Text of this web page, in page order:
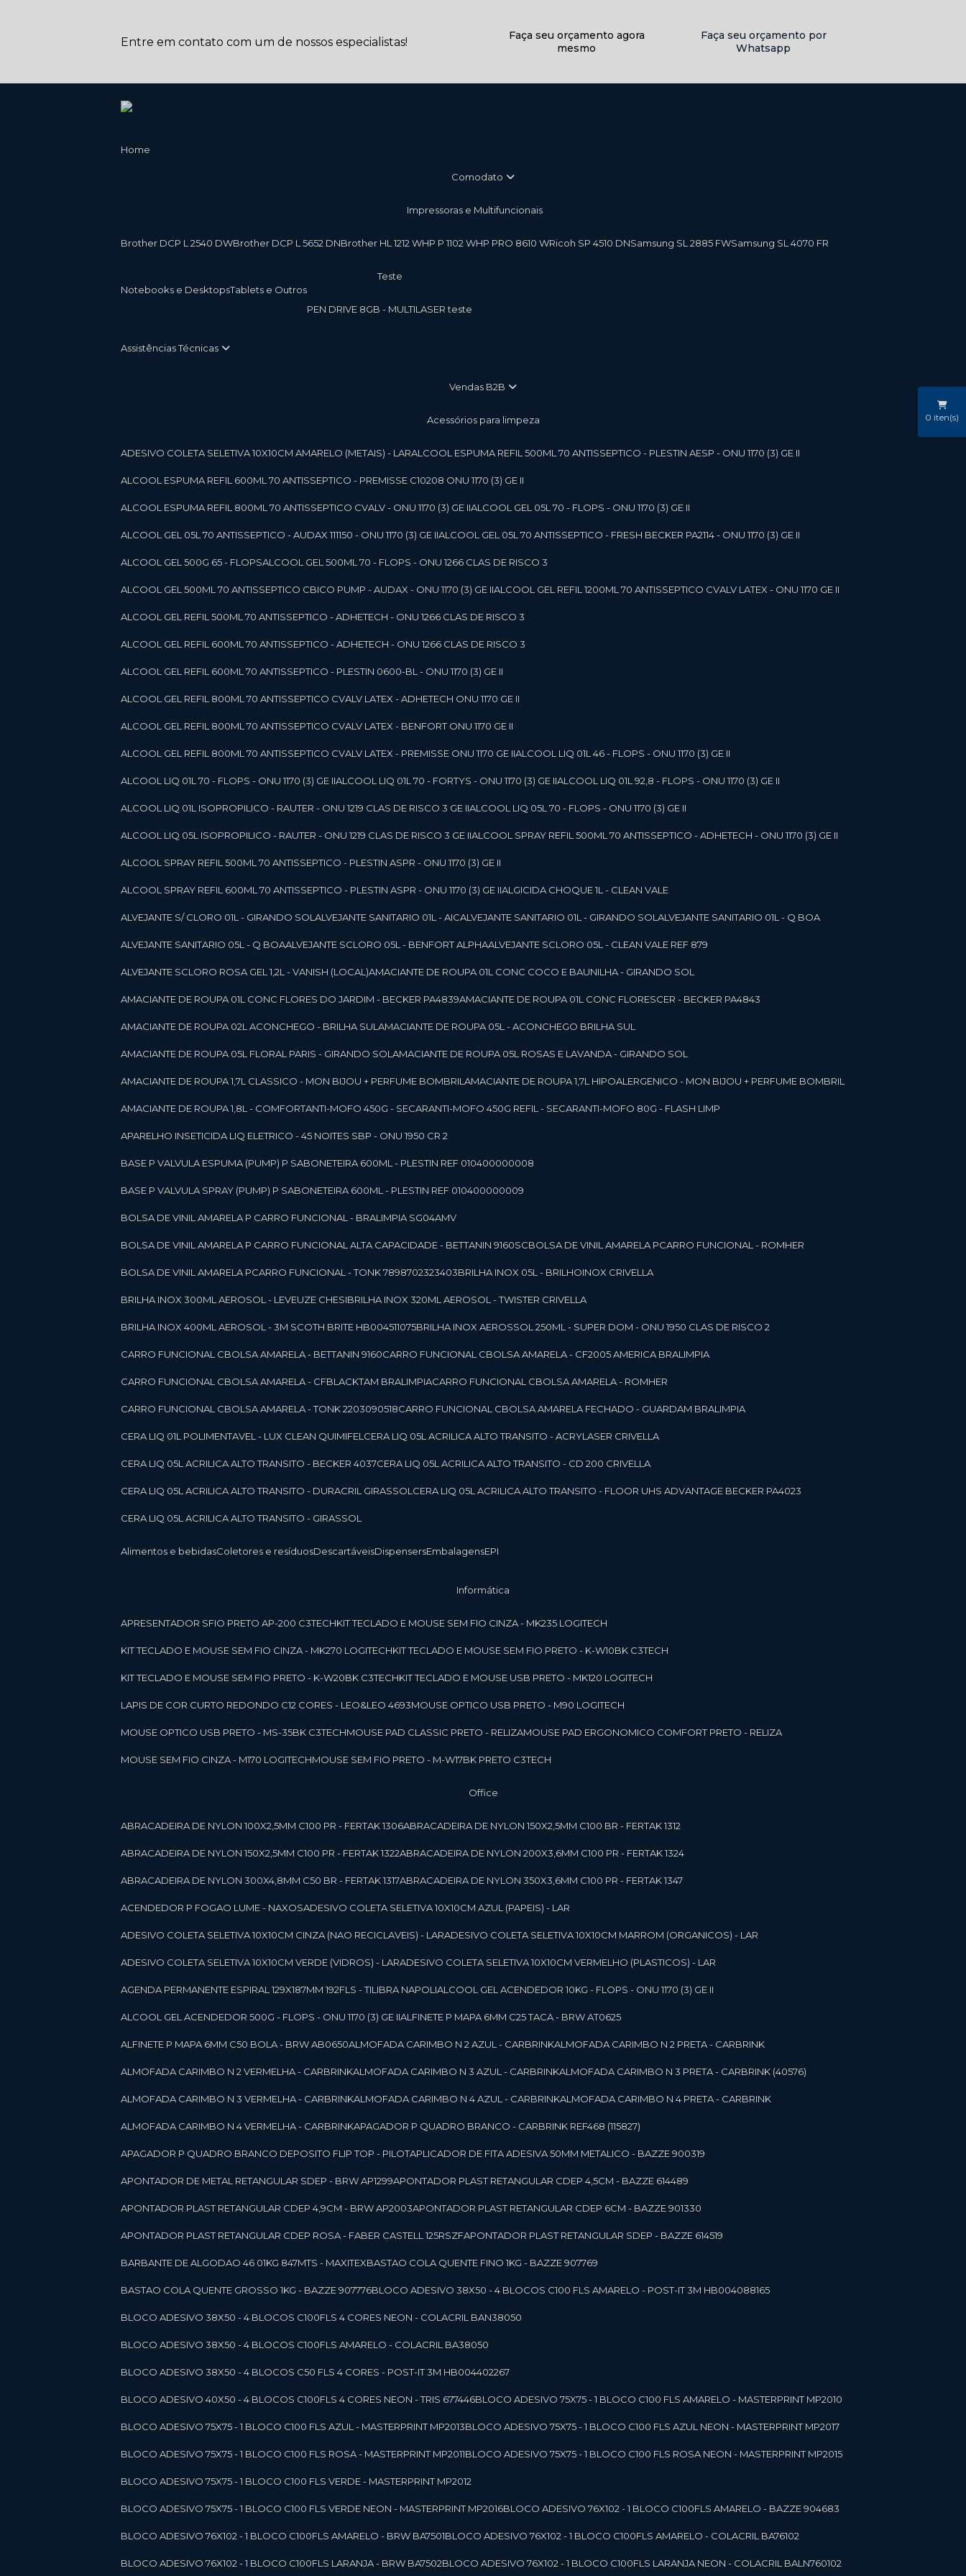
Entre em contato com um de nossos especialistas!
Faça seu orçamento agora
mesmo
Faça seu orçamento por
Whatsapp
Home
Comodato
Impressoras e Multifuncionais
Brother DCP L 2540 DW Brother DCP L 5652 DN Brother HL 1212 W HP P 1102 W HP PRO 8610 W Ricoh SP 4510 DN Samsung SL 2885 FW Samsung SL 4070 FR
Notebooks e Desktops Tablets e Outros
teste
PEN DRIVE 8GB - MULTILASER teste
Assistências Técnicas
vendas B2B
Acessórios para limpeza
ADESIVO COLETA SELETIVA 10X10CM AMARELO (METAIS) - LAR ALCOOL ESPUMA REFIL 500ML 70 ANTISSEPTICO - PLESTIN AESP - ONU 1170 (3) GE II
ALCOOL ESPUMA REFIL 600ML 70 ANTISSEPTICO - PREMISSE C10208 ONU 1170 (3) GE II
ALCOOL ESPUMA REFIL 800ML 70 ANTISSEPTICO CVALV - ONU 1170 (3) GE II ALCOOL GEL 05L 70 - FLOPS - ONU 1170 (3) GE II
ALCOOL GEL 05L 70 ANTISSEPTICO - AUDAX 111150 - ONU 1170 (3) GE II ALCOOL GEL 05L 70 ANTISSEPTICO - FRESH BECKER PA2114 - ONU 1170 (3) GE II
ALCOOL GEL 500G 65 - FLOPS ALCOOL GEL 500ML 70 - FLOPS - ONU 1266 CLAS DE RISCO 3
ALCOOL GEL 500ML 70 ANTISSEPTICO CBICO PUMP - AUDAX - ONU 1170 (3) GE II ALCOOL GEL REFIL 1200ML 70 ANTISSEPTICO CVALV LATEX - ONU 1170 GE II
ALCOOL GEL REFIL 500ML 70 ANTISSEPTICO - ADHETECH - ONU 1266 CLAS DE RISCO 3
ALCOOL GEL REFIL 600ML 70 ANTISSEPTICO - ADHETECH - ONU 1266 CLAS DE RISCO 3
ALCOOL GEL REFIL 600ML 70 ANTISSEPTICO - PLESTIN 0600-BL - ONU 1170 (3) GE II
ALCOOL GEL REFIL 800ML 70 ANTISSEPTICO CVALV LATEX - ADHETECH ONU 1170 GE II
ALCOOL GEL REFIL 800ML 70 ANTISSEPTICO CVALV LATEX - BENFORT ONU 1170 GE II
ALCOOL GEL REFIL 800ML 70 ANTISSEPTICO CVALV LATEX - PREMISSE ONU 1170 GE II ALCOOL LIQ 01L 46 - FLOPS - ONU 1170 (3) GE II
ALCOOL LIQ 01L 70 - FLOPS - ONU 1170 (3) GE II ALCOOL LIQ 01L 70 - FORTYS - ONU 1170 (3) GE II ALCOOL LIQ 01L 92,8 - FLOPS - ONU 1170 (3) GE II
ALCOOL LIQ 01L ISOPROPILICO - RAUTER - ONU 1219 CLAS DE RISCO 3 GE II ALCOOL LIQ 05L 70 - FLOPS - ONU 1170 (3) GE II
ALCOOL LIQ 05L ISOPROPILICO - RAUTER - ONU 1219 CLAS DE RISCO 3 GE II ALCOOL SPRAY REFIL 500ML 70 ANTISSEPTICO - ADHETECH - ONU 1170 (3) GE II
ALCOOL SPRAY REFIL 500ML 70 ANTISSEPTICO - PLESTIN ASPR - ONU 1170 (3) GE II
ALCOOL SPRAY REFIL 600ML 70 ANTISSEPTICO - PLESTIN ASPR - ONU 1170 (3) GE II ALGICIDA CHOQUE 1L - CLEAN VALE
ALVEJANTE S/ CLORO 01L - GIRANDO SOL ALVEJANTE SANITARIO 01L - AIC ALVEJANTE SANITARIO 01L - GIRANDO SOL ALVEJANTE SANITARIO 01L - Q BOA
ALVEJANTE SANITARIO 05L - Q BOA ALVEJANTE SCLORO 05L - BENFORT ALPHA ALVEJANTE SCLORO 05L - CLEAN VALE REF 879
ALVEJANTE SCLORO ROSA GEL 1,2L - VANISH (LOCAL) AMACIANTE DE ROUPA 01L CONC COCO E BAUNILHA - GIRANDO SOL
AMACIANTE DE ROUPA 01L CONC FLORES DO JARDIM - BECKER PA4839 AMACIANTE DE ROUPA 01L CONC FLORESCER - BECKER PA4843
AMACIANTE DE ROUPA 02L ACONCHEGO - BRILHA SUL AMACIANTE DE ROUPA 05L - ACONCHEGO BRILHA SUL
AMACIANTE DE ROUPA 05L FLORAL PARIS - GIRANDO SOL AMACIANTE DE ROUPA 05L ROSAS E LAVANDA - GIRANDO SOL
AMACIANTE DE ROUPA 1,7L CLASSICO - MON BIJOU + PERFUME BOMBRIL AMACIANTE DE ROUPA 1,7L HIPOALERGENICO - MON BIJOU + PERFUME BOMBRIL
AMACIANTE DE ROUPA 1,8L - COMFORT ANTI-MOFO 450G - SECAR ANTI-MOFO 450G REFIL - SECAR ANTI-MOFO 80G - FLASH LIMP
APARELHO INSETICIDA LIQ ELETRICO - 45 NOITES SBP - ONU 1950 CR 2
BASE P VALVULA ESPUMA (PUMP) P SABONETEIRA 600ML - PLESTIN REF 010400000008
BASE P VALVULA SPRAY (PUMP) P SABONETEIRA 600ML - PLESTIN REF 010400000009
BOLSA DE VINIL AMARELA P CARRO FUNCIONAL - BRALIMPIA SG04AMV
BOLSA DE VINIL AMARELA P CARRO FUNCIONAL ALTA CAPACIDADE - BETTANIN 9160SC BOLSA DE VINIL AMARELA PCARRO FUNCIONAL - ROMHER
BOLSA DE VINIL AMARELA PCARRO FUNCIONAL - TONK 7898702323403 BRILHA INOX 05L - BRILHOINOX CRIVELLA
BRILHA INOX 300ML AEROSOL - LEVEUZE CHESI BRILHA INOX 320ML AEROSOL - TWISTER CRIVELLA
BRILHA INOX 400ML AEROSOL - 3M SCOTH BRITE HB004511075 BRILHA INOX AEROSSOL 250ML - SUPER DOM - ONU 1950 CLAS DE RISCO 2
CARRO FUNCIONAL CBOLSA AMARELA - BETTANIN 9160 CARRO FUNCIONAL CBOLSA AMARELA - CF2005 AMERICA BRALIMPIA
CARRO FUNCIONAL CBOLSA AMARELA - CFBLACKTAM BRALIMPIA CARRO FUNCIONAL CBOLSA AMARELA - ROMHER
CARRO FUNCIONAL CBOLSA AMARELA - TONK 2203090518 CARRO FUNCIONAL CBOLSA AMARELA FECHADO - GUARDAM BRALIMPIA
CERA LIQ 01L POLIMENTAVEL - LUX CLEAN QUIMIFEL CERA LIQ 05L ACRILICA ALTO TRANSITO - ACRYLASER CRIVELLA
CERA LIQ 05L ACRILICA ALTO TRANSITO - BECKER 4037 CERA LIQ 05L ACRILICA ALTO TRANSITO - CD 200 CRIVELLA
CERA LIQ 05L ACRILICA ALTO TRANSITO - DURACRIL GIRASSOL CERA LIQ 05L ACRILICA ALTO TRANSITO - FLOOR UHS ADVANTAGE BECKER PA4023
CERA LIQ 05L ACRILICA ALTO TRANSITO - GIRASSOL
Alimentos e bebidas Coletores e resíduos Descartáveis Dispensers Embalagens EPI
Informática
APRESENTADOR SFIO PRETO AP-200 C3TECH KIT TECLADO E MOUSE SEM FIO CINZA - MK235 LOGITECH
KIT TECLADO E MOUSE SEM FIO CINZA - MK270 LOGITECH KIT TECLADO E MOUSE SEM FIO PRETO - K-W10BK C3TECH
KIT TECLADO E MOUSE SEM FIO PRETO - K-W20BK C3TECH KIT TECLADO E MOUSE USB PRETO - MK120 LOGITECH
LAPIS DE COR CURTO REDONDO C12 CORES - LEO&LEO 4693 MOUSE OPTICO USB PRETO - M90 LOGITECH
MOUSE OPTICO USB PRETO - MS-35BK C3TECH MOUSE PAD CLASSIC PRETO - RELIZA MOUSE PAD ERGONOMICO COMFORT PRETO - RELIZA
MOUSE SEM FIO CINZA - M170 LOGITECH MOUSE SEM FIO PRETO - M-W17BK PRETO C3TECH
Office
ABRACADEIRA DE NYLON 100X2,5MM C100 PR - FERTAK 1306 ABRACADEIRA DE NYLON 150X2,5MM C100 BR - FERTAK 1312
ABRACADEIRA DE NYLON 150X2,5MM C100 PR - FERTAK 1322 ABRACADEIRA DE NYLON 200X3,6MM C100 PR - FERTAK 1324
ABRACADEIRA DE NYLON 300X4,8MM C50 BR - FERTAK 1317 ABRACADEIRA DE NYLON 350X3,6MM C100 PR - FERTAK 1347
ACENDEDOR P FOGAO LUME - NAXOS ADESIVO COLETA SELETIVA 10X10CM AZUL (PAPEIS) - LAR
ADESIVO COLETA SELETIVA 10X10CM CINZA (NAO RECICLAVEIS) - LAR ADESIVO COLETA SELETIVA 10X10CM MARROM (ORGANICOS) - LAR
ADESIVO COLETA SELETIVA 10X10CM VERDE (VIDROS) - LAR ADESIVO COLETA SELETIVA 10X10CM VERMELHO (PLASTICOS) - LAR
AGENDA PERMANENTE ESPIRAL 129X187MM 192FLS - TILIBRA NAPOLI ALCOOL GEL ACENDEDOR 10KG - FLOPS - ONU 1170 (3) GE II
ALCOOL GEL ACENDEDOR 500G - FLOPS - ONU 1170 (3) GE II ALFINETE P MAPA 6MM C25 TACA - BRW AT0625
ALFINETE P MAPA 6MM C50 BOLA - BRW AB0650 ALMOFADA CARIMBO N 2 AZUL - CARBRINK ALMOFADA CARIMBO N 2 PRETA - CARBRINK
ALMOFADA CARIMBO N 2 VERMELHA - CARBRINK ALMOFADA CARIMBO N 3 AZUL - CARBRINK ALMOFADA CARIMBO N 3 PRETA - CARBRINK (40576)
ALMOFADA CARIMBO N 3 VERMELHA - CARBRINK ALMOFADA CARIMBO N 4 AZUL - CARBRINK ALMOFADA CARIMBO N 4 PRETA - CARBRINK
ALMOFADA CARIMBO N 4 VERMELHA - CARBRINK APAGADOR P QUADRO BRANCO - CARBRINK REF468 (115827)
APAGADOR P QUADRO BRANCO DEPOSITO FLIP TOP - PILOT APLICADOR DE FITA ADESIVA 50MM METALICO - BAZZE 900319
APONTADOR DE METAL RETANGULAR SDEP - BRW AP1299 APONTADOR PLAST RETANGULAR CDEP 4,5CM - BAZZE 614489
APONTADOR PLAST RETANGULAR CDEP 4,9CM - BRW AP2003 APONTADOR PLAST RETANGULAR CDEP 6CM - BAZZE 901330
APONTADOR PLAST RETANGULAR CDEP ROSA - FABER CASTELL 125RSZF APONTADOR PLAST RETANGULAR SDEP - BAZZE 614519
BARBANTE DE ALGODAO 46 01KG 847MTS - MAXITEX BASTAO COLA QUENTE FINO 1KG - BAZZE 907769
BASTAO COLA QUENTE GROSSO 1KG - BAZZE 907776 BLOCO ADESIVO 38X50 - 4 BLOCOS C100 FLS AMARELO - POST-IT 3M HB004088165
BLOCO ADESIVO 38X50 - 4 BLOCOS C100FLS 4 CORES NEON - COLACRIL BAN38050
BLOCO ADESIVO 38X50 - 4 BLOCOS C100FLS AMARELO - COLACRIL BA38050
BLOCO ADESIVO 38X50 - 4 BLOCOS C50 FLS 4 CORES - POST-IT 3M HB004402267
BLOCO ADESIVO 40X50 - 4 BLOCOS C100FLS 4 CORES NEON - TRIS 677446 BLOCO ADESIVO 75X75 - 1 BLOCO C100 FLS AMARELO - MASTERPRINT MP2010
BLOCO ADESIVO 75X75 - 1 BLOCO C100 FLS AZUL - MASTERPRINT MP2013 BLOCO ADESIVO 75X75 - 1 BLOCO C100 FLS AZUL NEON - MASTERPRINT MP2017
BLOCO ADESIVO 75X75 - 1 BLOCO C100 FLS ROSA - MASTERPRINT MP2011 BLOCO ADESIVO 75X75 - 1 BLOCO C100 FLS ROSA NEON - MASTERPRINT MP2015
BLOCO ADESIVO 75X75 - 1 BLOCO C100 FLS VERDE - MASTERPRINT MP2012
BLOCO ADESIVO 75X75 - 1 BLOCO C100 FLS VERDE NEON - MASTERPRINT MP2016 BLOCO ADESIVO 76X102 - 1 BLOCO C100FLS AMARELO - BAZZE 904683
BLOCO ADESIVO 76X102 - 1 BLOCO C100FLS AMARELO - BRW BA7501 BLOCO ADESIVO 76X102 - 1 BLOCO C100FLS AMARELO - COLACRIL BA76102
BLOCO ADESIVO 76X102 - 1 BLOCO C100FLS LARANJA - BRW BA7502 BLOCO ADESIVO 76X102 - 1 BLOCO C100FLS LARANJA NEON - COLACRIL BALN760102
0 iten(s)